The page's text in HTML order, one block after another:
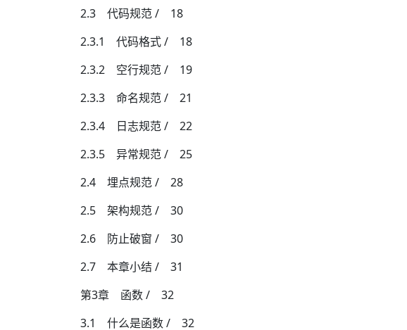
2.3 代码规范 / 18
2.3.1 代码格式 / 18
2.3.2 空行规范 / 19
2.3.3 命名规范 / 21
2.3.4 日志规范 / 22
2.3.5 异常规范 / 25
2.4 埋点规范 / 28
2.5 架构规范 / 30
2.6 防止破窗 / 30
2.7 本章小结 / 31
第3章 函数 / 32
3.1 什么是函数 / 32